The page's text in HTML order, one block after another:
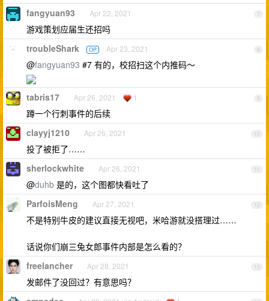
7
fangyuan93 Apr 22, 2021
游戏策划应届生还招吗
8
troubleShark OP Apr 23, 2021
@fangyuan93 #7 有的，校招扫这个内推码～
9
tabris17 Apr 26, 2021 1
蹲一个行刺事件的后续
10
clayyj1210 Apr 26, 2021
投了被拒了……
11
sherlockwhite Apr 26, 2021
@duhb 是的，这个图都快看吐了
12
ParfoisMeng Apr 27, 2021
不是特别牛皮的建议直接无视吧，米哈游就没搭理过……
话说你们崩三兔女郎事件内部是怎么看的？
13
freelancher Apr 28, 2021
发邮件了没回过？有意思吗？